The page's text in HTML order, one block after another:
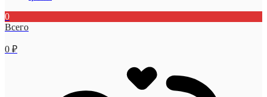
0
Всего
0 ₽